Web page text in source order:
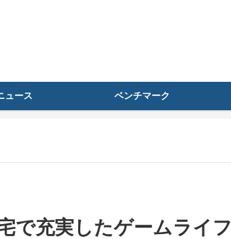
ュース ベンチマーク
で充実したゲームライフ